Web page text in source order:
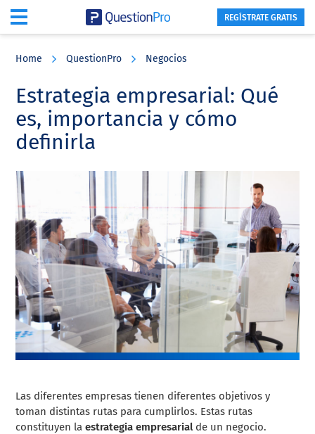
content
sidebar
REGÍSTRATE GRATIS
Home QuestionPro Negocios
Estrategia empresarial: Qué
es, importancia y cómo
definirla
Las diferentes empresas tienen diferentes objetivos y
toman distintas rutas para cumplirlos. Estas rutas
constituyen laestrategia empresarialde un negocio.